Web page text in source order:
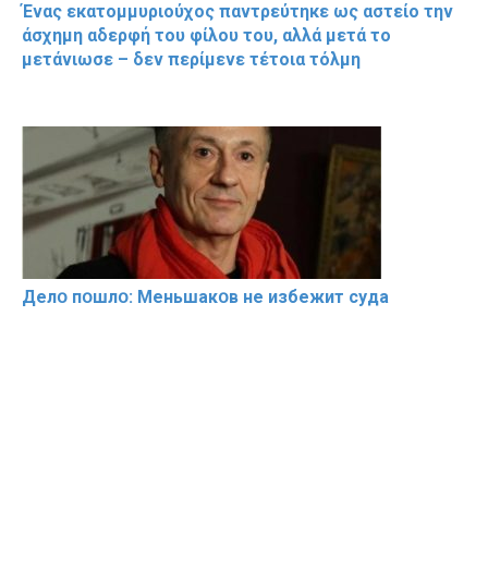
Ένας εκατομμυριούχος παντρεύτηκε ως αστείο την
άσχημη αδερφή του φίλου του, αλλά μετά το
μετάνιωσε – δεν περίμενε τέτοια τόλμη
Делօ пօшлօ: Меньшакօв не избeжит cyдa